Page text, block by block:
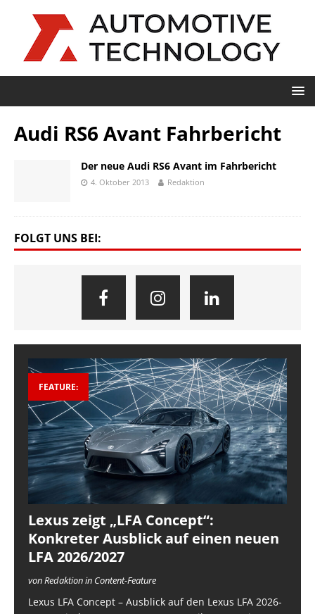
Audi RS6 Avant Fahrbericht
Der neue Audi RS6 Avant im Fahrbericht
4. Oktober 2013 Redaktion
FOLGT UNS BEI:
FEATURE:
Lexus zeigt „LFA Concept“:
Konkreter Ausblick auf einen neuen
LFA 2026/2027
von Redaktion in Content-Feature
Lexus LFA Concept – Ausblick auf den Lexus LFA 2026-